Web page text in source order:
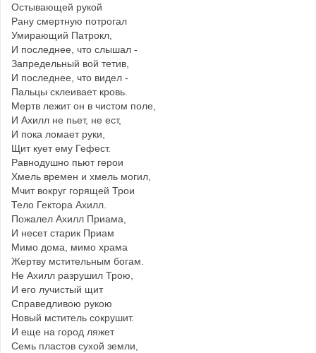
Остывающей рукой
Рану смертную потрогал
Умирающий Патрокл,
И последнее, что слышал -
Запредельный вой тетив,
И последнее, что видел -
Пальцы склеивает кровь.
Мертв лежит он в чистом поле,
И Ахилл не пьет, не ест,
И пока ломает руки,
Щит кует ему Гефест.
Равнодушно пьют герои
Хмель времен и хмель могил,
Мчит вокруг горящей Трои
Тело Гектора Ахилл.
Пожалел Ахилл Приама,
И несет старик Приам
Мимо дома, мимо храма
Жертву мстительным богам.
Не Ахилл разрушил Трою,
И его лучистый щит
Справедливою рукою
Новый мститель сокрушит.
И еще на город ляжет
Семь пластов сухой земли,